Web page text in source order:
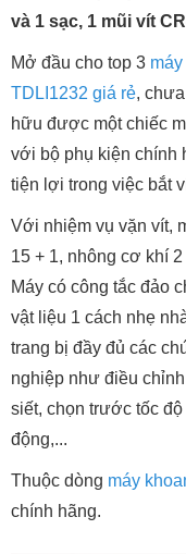
và 1 sạc, 1 mũi vít
Mở đầu cho top 3
TDLI1232 giá rẻ,
hữu được một chiếc
với bộ phụ kiện chính
tiện lợi trong việc bắt
Với nhiệm vụ vặn vít,
15 + 1, nhông cơ khí
Máy có công tắc đảo
vật liệu 1 cách nhẹ
trang bị đầy đủ các
nghiệp như điều
siết, chọn trước tốc
động,...
Thuộc dòng máy
chính hãng.